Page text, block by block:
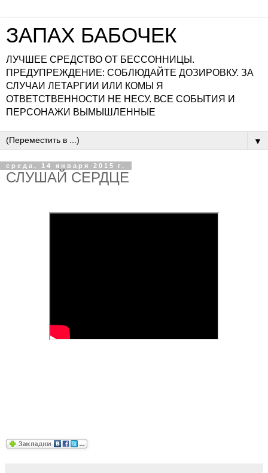
ЗАПАХ БАБОЧЕК
ЛУЧШЕЕ СРЕДСТВО ОТ БЕССОННИЦЫ.
ПРЕДУПРЕЖДЕНИЕ: СОБЛЮДАЙТЕ ДОЗИРОВКУ. ЗА
СЛУЧАИ ЛЕТАРГИИ ИЛИ КОМЫ Я
ОТВЕТСТВЕННОСТИ НЕ НЕСУ. ВСЕ СОБЫТИЯ И
ПЕРСОНАЖИ ВЫМЫШЛЕННЫЕ
▼
среда, 14 января 2015 г.
СЛУШАЙ СЕРДЦЕ